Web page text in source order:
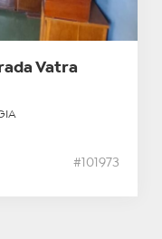
Vatra
#101973